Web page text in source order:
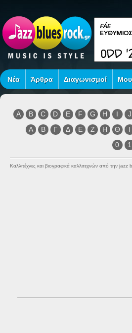
Νέα Άρθρα Διαγωνισμοί
A B C D E F G H I J
Α
Β Γ Δ Ε Ζ Η Θ Ι
0
1
Καλλιτέχνες και βιογραφικά καλλιτεχνών από την jazz